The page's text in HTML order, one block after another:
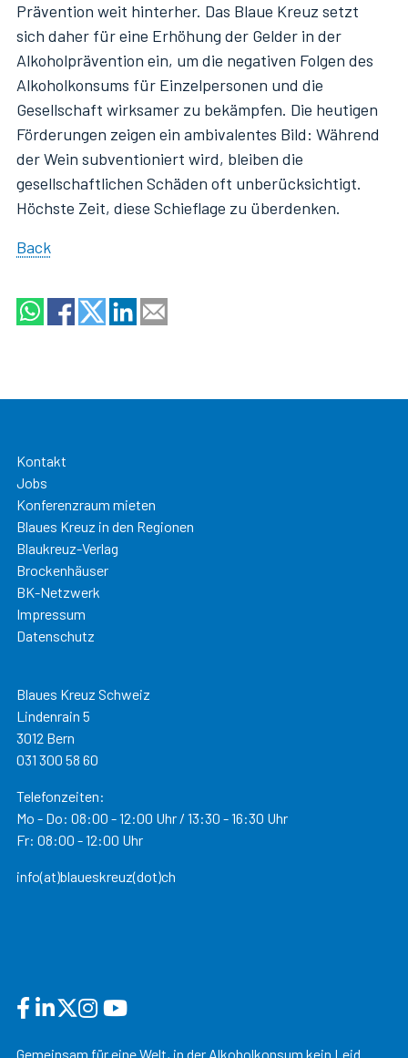
Prävention weit hinterher. Das Blaue Kreuz setzt
sich daher für eine Erhöhung der Gelder in der
Alkoholprävention ein, um die negativen Folgen des
Alkoholkonsums für Einzelpersonen und die
Gesellschaft wirksamer zu bekämpfen. Die heutigen
Förderungen zeigen ein ambivalentes Bild: Während
der Wein subventioniert wird, bleiben die
gesellschaftlichen Schäden oft unberücksichtigt.
Höchste Zeit, diese Schieflage zu überdenken.
Back
Kontakt
Jobs
Konferenzraum mieten
Blaues Kreuz in den Regionen
Blaukreuz-Verlag
Brockenhäuser
BK-Netzwerk
Impressum
Datenschutz
Blaues Kreuz Schweiz
Lindenrain 5
3012 Bern
031 300 58 60
Telefonzeiten:
Mo - Do: 08:00 - 12:00 Uhr / 13:30 - 16:30 Uhr
Fr: 08:00 - 12:00 Uhr
info(at)blaueskreuz(dot)ch
Gemeinsam für eine Welt, in der Alkoholkonsum kein Leid